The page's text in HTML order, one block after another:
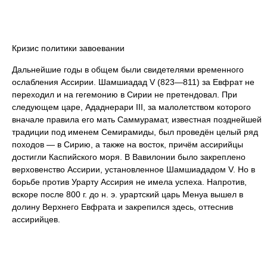
Кризис политики завоевании
Дальнейшие годы в общем были свидетелями временного
ослабления Ассирии. Шамшиадад V (823—811) за Евфрат не
переходил и на гегемонию в Сирии не претендовал. При
следующем царе, Ададнерари III, за малолетством которого
вначале правила его мать Саммурамат, известная позднейшей
традиции под именем Семирамиды, был проведён целый ряд
походов — в Сирию, а также на восток, причём ассирийцы
достигли Каспийского моря. В Вавилонии было закреплено
верховенство Ассирии, установленное Шамшиададом V. Но в
борьбе против Урарту Ассирия не имела успеха. Напротив,
вскоре после 800 г. до н. э. урартский царь Менуа вышел в
долину Верхнего Евфрата и закрепился здесь, оттеснив
ассирийцев.